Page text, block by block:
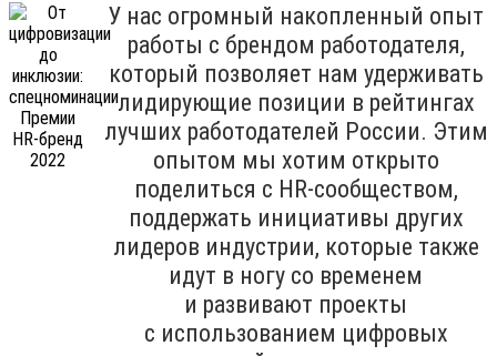
У нас огромный накопленный опыт
работы с брендом работодателя,
который позволяет нам удерживать
лидирующие позиции в рейтингах
лучших работодателей России. Этим
опытом мы хотим открыто
поделиться с HR-сообществом,
поддержать инициативы других
лидеров индустрии, которые также
идут в ногу со временем
и развивают проекты
с использованием цифровых